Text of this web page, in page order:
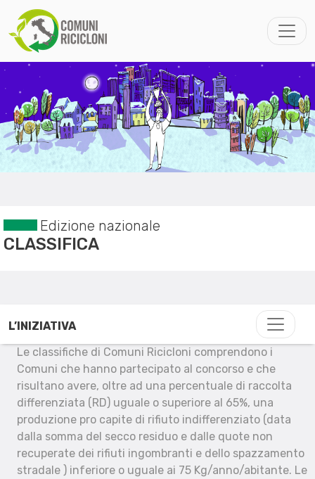
Edizione nazionale
CLASSIFICA
L’INIZIATIVA
Le classifiche di Comuni Ricicloni comprendono i
Comuni che hanno partecipato al concorso e che
risultano avere, oltre ad una percentuale di raccolta
differenziata (RD) uguale o superiore al 65%, una
produzione pro capite di rifiuto indifferenziato (data
dalla somma del secco residuo e dalle quote non
recuperate dei rifiuti ingombranti e dello spazzamento
stradale ) inferiore o uguale ai 75 Kg/anno/abitante. Le